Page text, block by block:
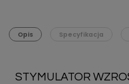
Opis Specyfikacja
STYMULATOR